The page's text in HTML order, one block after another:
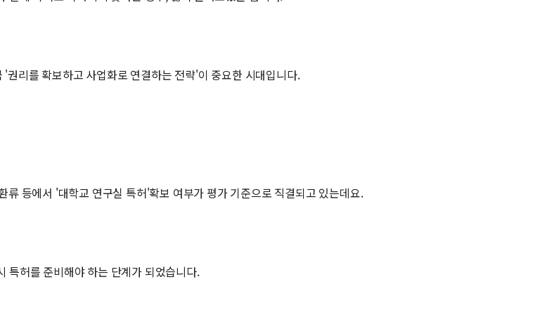
권리를 확보하고 사업화로 연결하는 전략'이 중요한 시대입니다.
류 등에서 '대학교 연구실 특허'확보 여부가 평가 기준으로 직결되고 있는데요.
특허를 준비해야 하는 단계가 되었습니다.